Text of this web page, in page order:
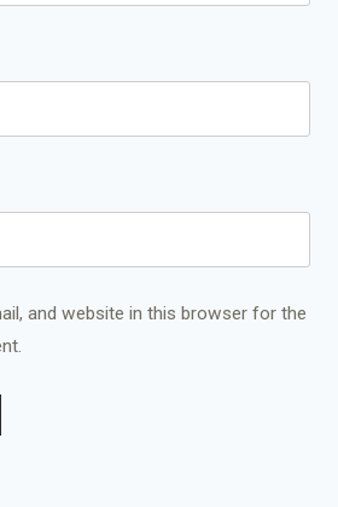
and website in this browser for the